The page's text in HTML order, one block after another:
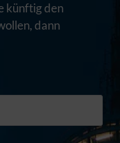
künftig den
dann